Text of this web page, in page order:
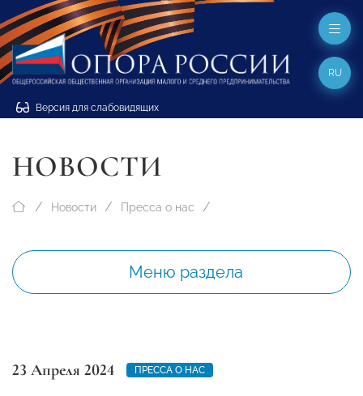
Версия для слабовидящих
RU
НОВОСТИ
Новости Пресса о нас
Меню раздела
23 Апреля 2024 ПРЕССА О НАС